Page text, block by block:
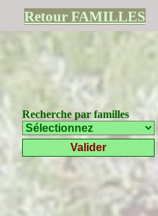
Retour FAMILLES
Recherche par familles